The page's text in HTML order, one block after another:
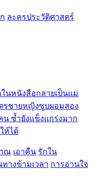
ละครประวัติศาสตร์
นหนังสือกลายเป็นแม่
รชายหญิงซูบผอมสอง
น ซ้ำยังแข็งแกร่งมาก
ห้ได้
ณ เอาคืน รักใน
ทางข้ามเวลา การอ่านใจ